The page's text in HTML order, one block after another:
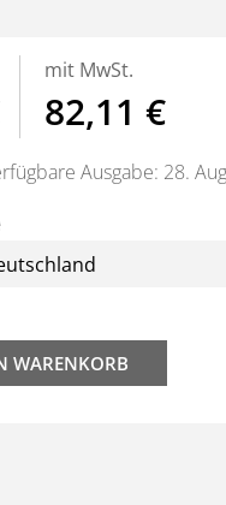
mit MwSt.
82,11 €
Ausgabe: 28.